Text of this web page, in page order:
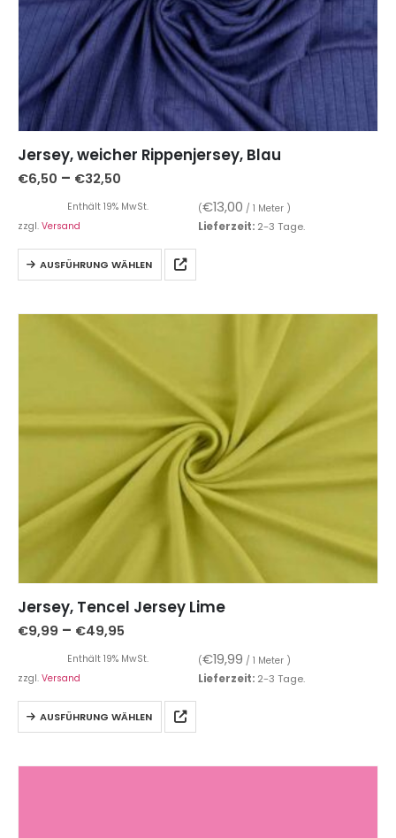
Jersey, weicher Rippenjersey, Blau
€6,50 – €32,50
Enthält 19% MwSt. (€13,00 / 1 Meter )
zzgl. Versand Lieferzeit: 2-3 Tage.
AUSFÜHRUNG WÄHLEN
Jersey, Tencel Jersey Lime
€9,99 – €49,95
Enthält 19% MwSt. (€19,99 / 1 Meter )
zzgl. Versand Lieferzeit: 2-3 Tage.
AUSFÜHRUNG WÄHLEN